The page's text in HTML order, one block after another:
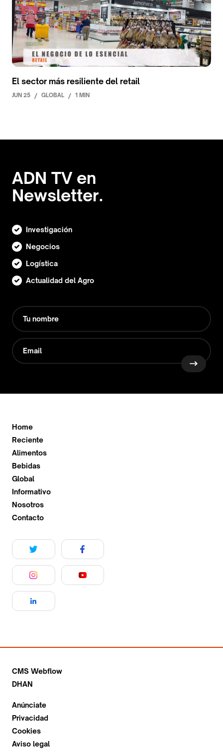
El sector más resiliente del retail
JUN 25 / GLOBAL / 1 MIN
ADN TV en
Newsletter.
Investigación
Negocios
Logística
Actualidad del Agro
Home
Reciente
Alimentos
Bebidas
Global
Informativo
Nosotros
Contacto
CMS Webflow
DHAN
Anúnciate
Privacidad
Cookies
Aviso legal